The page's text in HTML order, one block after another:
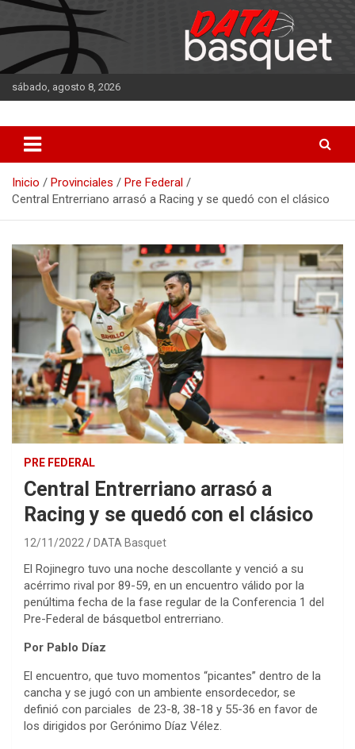
Saltar
al
contenido
sábado, agosto 8, 2026
DATA Basquet
Inicio Provinciales
Pre Federal
Central Entrerriano arrasó a Racing y se quedó con el clásico
PRE FEDERAL
Central Entrerriano arrasó a
Racing y se quedó con el clásico
12/11/2022 DATA Basquet
El Rojinegro tuvo una noche descollante y venció a su
acérrimo rival por 89-59, en un encuentro válido por la
penúltima fecha de la fase regular de la Conferencia 1 del
Pre-Federal de básquetbol entrerriano.
Por Pablo Díaz
El encuentro, que tuvo momentos “picantes” dentro de la
cancha y se jugó con un ambiente ensordecedor, se
definió con parciales de 23-8, 38-18 y 55-36 en favor de
los dirigidos por Gerónimo Díaz Vélez.